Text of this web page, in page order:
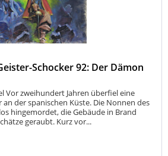
Schocker 92: Der Dämon
Vor zweihundert Jahren überfiel eine
der spanischen Küste. Die Nonnen des
hingemordet, die Gebäude in Brand
geraubt. Kurz vor...